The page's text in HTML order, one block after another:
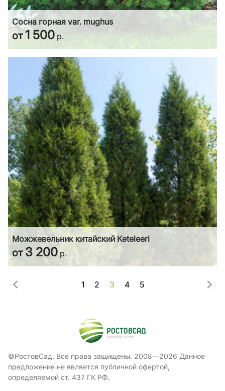
Сосна горная var. mughus
от1 500 р.
Можжевельник китайский Keteleeri
от 3 200 р.
1 2 3 4 5
©РостовСад. Все права защищены. 2008—2026 Данное
предложение не является публичной офертой,
определяемой ст. 437 ГК РФ.